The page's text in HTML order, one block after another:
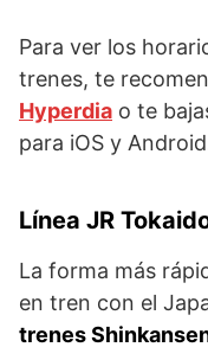
Para ver los
trenes, te
Hyperdia o te
para iOS y
Línea JR
La forma más
en tren con el
trenes